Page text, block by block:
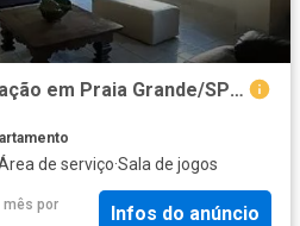
Apartamento para Locação em Praia Grande/SP Guilhermina 2 Quartos
de serviço·Sala de jogos
mês por
Infos do anúncio